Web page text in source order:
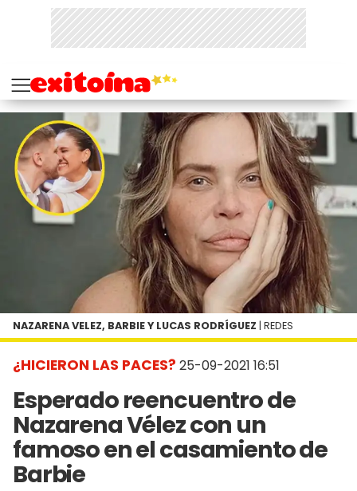
¿HICIERON LAS PACES? 25-09-2021 16:51
Esperado reencuentro de
Nazarena Vélez con un
famoso en el casamiento de
Barbie
NAZARENA VELEZ, BARBIE Y LUCAS RODRÍGUEZ | REDES